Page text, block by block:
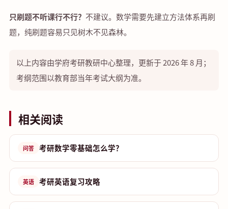
只刷题不听课行不行？ 不建议。数学需要先建立方法体系再刷
题，纯刷题容易只见树木不见森林。
以上内容由学府考研教研中心整理，更新于 2026 年 8 月；
考纲范围以教育部当年考试大纲为准。
相关阅读
问答 考研数学零基础怎么学？
英语 考研英语复习攻略